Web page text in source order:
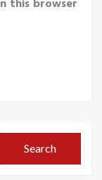
this browser